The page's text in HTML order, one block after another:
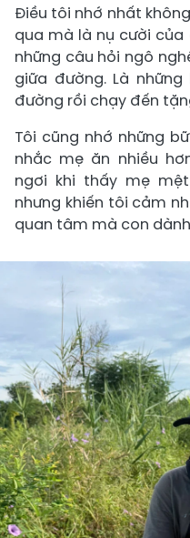
Điều tôi nhớ nhất
qua mà là nụ cười của
những câu hỏi ngô
giữa đường. Là
đường rồi chạy đến
Tôi cũng nhớ những
nhắc mẹ ăn nhiều
ngơi khi thấy mẹ
nhưng khiến tôi cảm
quan tâm mà con